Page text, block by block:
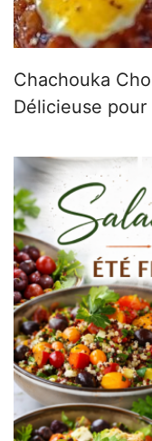
Chachouka
Délicieuse pour